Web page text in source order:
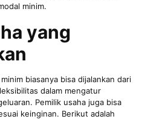
minim.
yang
biasanya bisa dijalankan dari
dalam mengatur
Pemilik usaha juga bisa
keinginan. Berikut adalah